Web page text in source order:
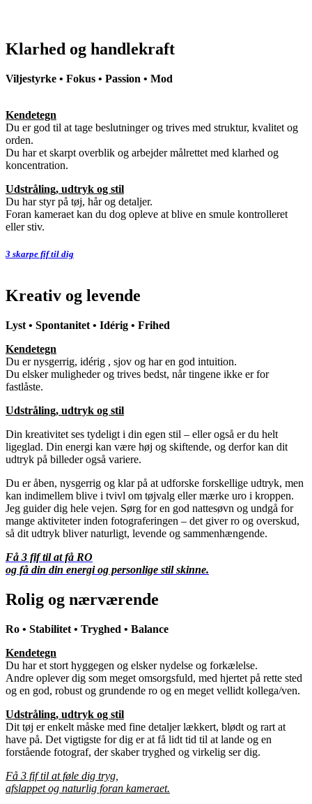
Klarhed og handlekraft
Viljestyrke • Fokus • Passion • Mod
Kendetegn
Du er god til at tage beslutninger og trives med struktur, kvalitet og
orden.
Du har et skarpt overblik og arbejder målrettet med klarhed og
koncentration.
Udstråling, udtryk og stil
Du har styr på tøj, hår og detaljer.
Foran kameraet kan du dog opleve at blive en smule kontrolleret
eller stiv.
3 skarpe fif til dig
Kreativ og levende
Lyst • Spontanitet • Idérig • Frihed
Kendetegn
Du er nysgerrig, idérig , sjov og har en god intuition.
Du elsker muligheder og trives bedst, når tingene ikke er for
fastlåste.
Udstråling, udtryk og stil
Din kreativitet ses tydeligt i din egen stil – eller også er du helt
ligeglad. Din energi kan være høj og skiftende, og derfor kan dit
udtryk på billeder også variere.
Du er åben, nysgerrig og klar på at udforske forskellige udtryk, men
kan indimellem blive i tvivl om tøjvalg eller mærke uro i kroppen.
Jeg guider dig hele vejen. Sørg for en god nattesøvn og undgå for
mange aktiviteter inden fotograferingen – det giver ro og overskud,
så dit udtryk bliver naturligt, levende og sammenhængende.
Få 3 fif til at få RO
og få din din energi og personlige stil skinne.
Rolig og nærværende
Ro • Stabilitet • Tryghed • Balance
Kendetegn
Du har et stort hyggegen og elsker nydelse og forkælelse.
Andre oplever dig som meget omsorgsfuld, med hjertet på rette sted
og en god, robust og grundende ro og en meget vellidt kollega/ven.
Udstråling, udtryk og stil
Dit tøj er enkelt måske med fine detaljer lækkert, blødt og rart at
have på. Det vigtigste for dig er at få lidt tid til at lande og en
forstående fotograf, der skaber tryghed og virkelig ser dig.
Få 3 fif til at føle dig tryg,
afslappet og naturlig foran kameraet.